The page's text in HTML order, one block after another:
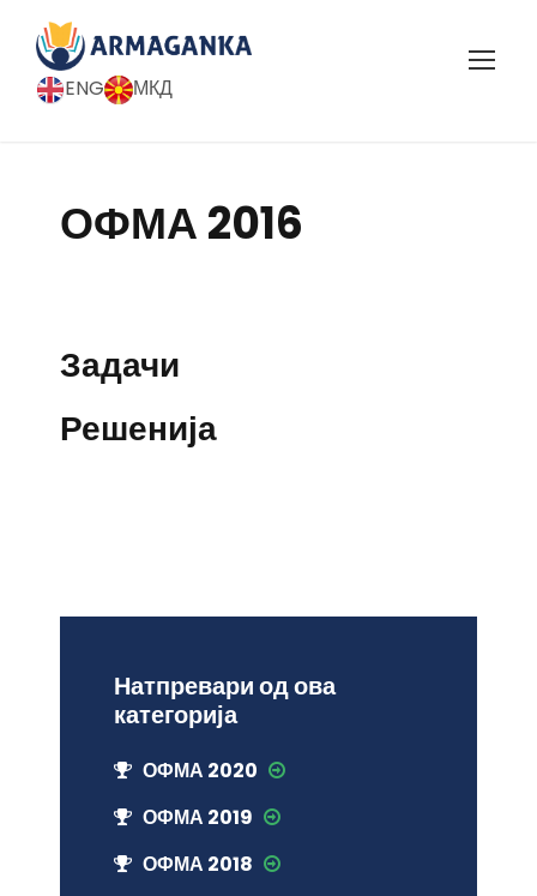
ENG МКД
ОФМА 2016
Задачи
Решенија
Натпревари од ова
категорија
ОФМА 2020
ОФМА 2019
ОФМА 2018